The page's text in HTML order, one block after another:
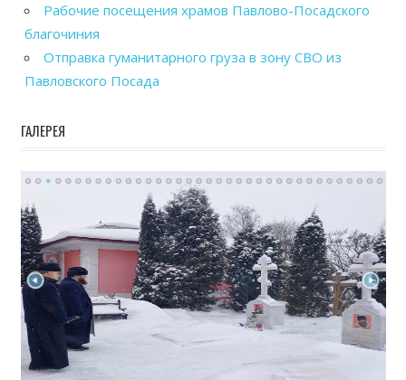
Рабочие посещения храмов Павлово-Посадского
благочиния
Отправка гуманитарного груза в зону СВО из
Павловского Посада
ГАЛЕРЕЯ